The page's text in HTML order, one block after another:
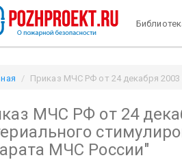
Приказ МЧС РФ от 24 декабря 2003
МЧС РФ от 24
МЧС России"